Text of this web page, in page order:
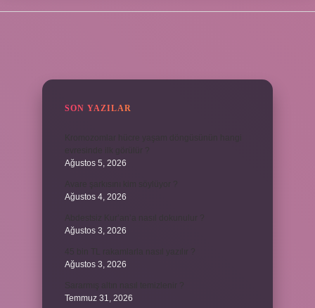
SON YAZILAR
Ağustos 5, 2026
Ağustos 4, 2026
Ağustos 3, 2026
Ağustos 3, 2026
Temmuz 31, 2026